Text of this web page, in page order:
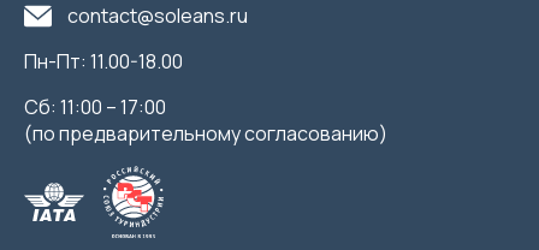
contact@soleans.ru
Пн-Пт: 11.00-18.00
Сб: 11:00 – 17:00
(по предварительному согласованию)